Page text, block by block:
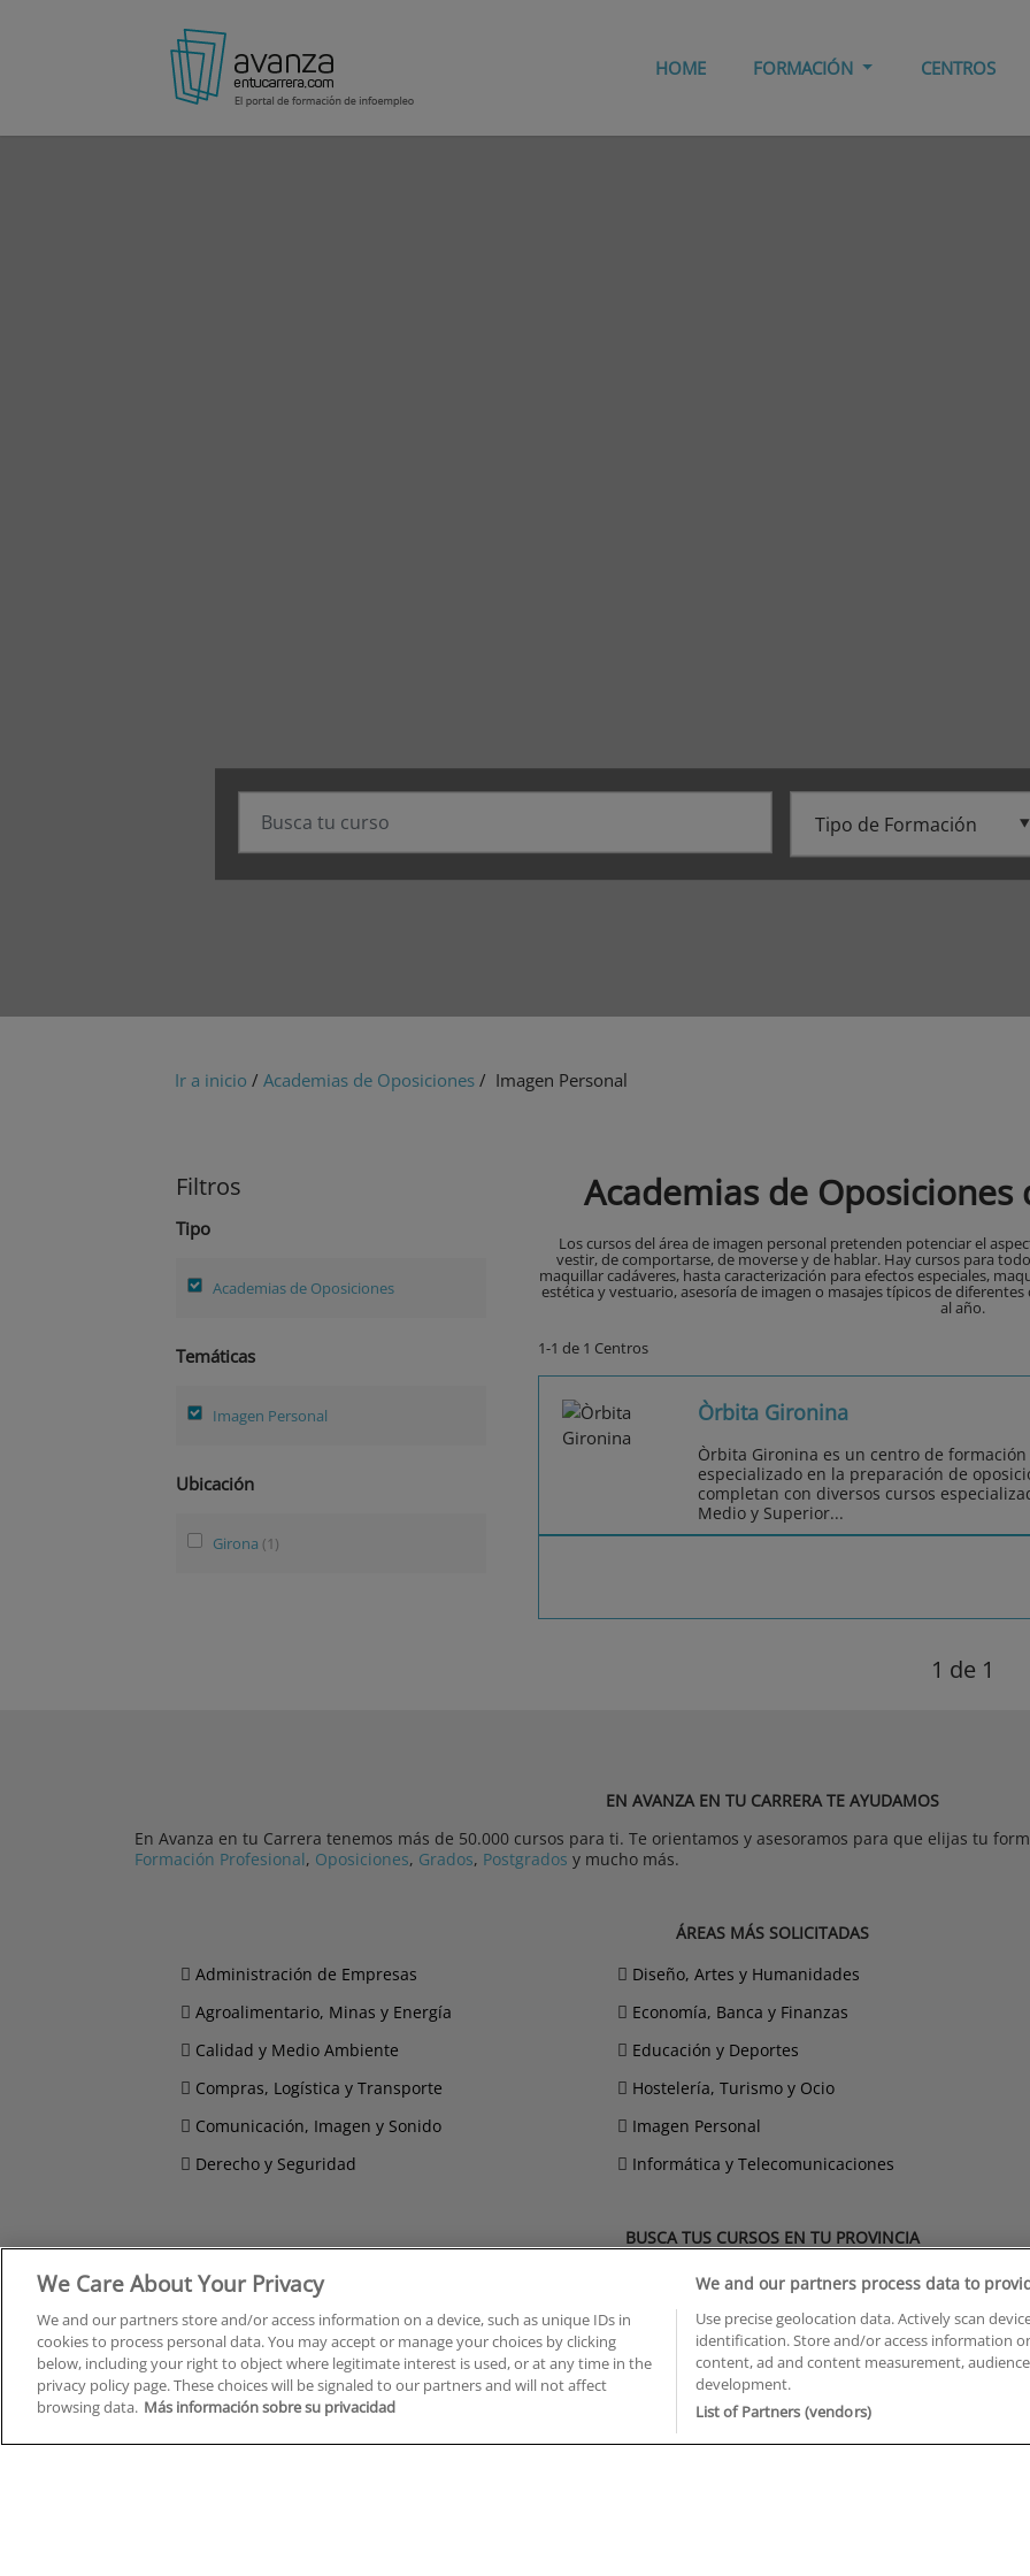
HOME FORMACIÓN CENTROS
Ir a inicio / Academias de Oposiciones / Imagen Personal
Filtros
Tipo
Academias de Oposiciones
Temáticas
Imagen Personal
Ubicación
Girona (1)
Academias de Oposiciones
Los cursos del área de imagen personal pretenden potenciar el
vestir, de comportarse, de moverse y de hablar. Hay cursos para
maquillar cadáveres, hasta caracterización para efectos especiales,
estética y vestuario, asesoría de imagen o masajes típicos de
al año.
1-1 de 1 Centros
Òrbita Gironina
Òrbita Gironina es un centro de
especializado en la preparación de
completan con diversos cursos
Medio y Superior...
1 de 1
EN AVANZA EN TU CARRERA TE AYUDAMOS
En Avanza en tu Carrera tenemos más de 50.000 cursos para ti. Te orientamos y asesoramos para que elijas tu
Formación Profesional, Oposiciones, Grados, Postgrados y mucho más.
ÁREAS MÁS SOLICITADAS
Administración de Empresas
Agroalimentario, Minas y Energía
Calidad y Medio Ambiente
Compras, Logística y Transporte
Comunicación, Imagen y Sonido
Derecho y Seguridad
Diseño, Artes y Humanidades
Economía, Banca y Finanzas
Educación y Deportes
Hostelería, Turismo y Ocio
Imagen Personal
Informática y Telecomunicaciones
BUSCA TUS CURSOS EN TU PROVINCIA
Cursos en A Coruña
Cursos en Alicante
Cursos en Almería
Cursos en Araba/Álava
Cursos en Asturias
Cursos en Cáceres
Cursos en Cádiz
Cursos en Córdoba
Cursos en La Rioja
Cursos en León
Cursos en Lleida
Cursos en Murcia
We Care About Your Privacy
We and our partners store and/or access information on a device, such as unique IDs in
cookies to process personal data. You may accept or manage your choices by clicking
below, including your right to object where legitimate interest is used, or at any time in the
privacy policy page. These choices will be signaled to our partners and will not affect
browsing data. Más información sobre su privacidad
We and our partners process data to
Use precise geolocation data. Actively scan
identification. Store and/or access information
content, ad and content measurement,
development.
List of Partners (vendors)